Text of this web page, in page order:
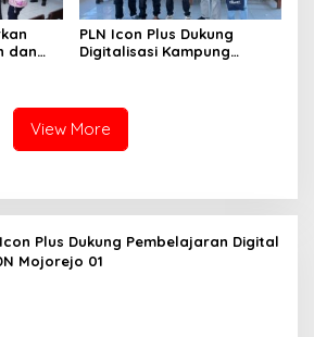
dan
PLN Icon Plus Dukung
Digitalisasi Kampung
View More
Icon Plus Dukung Pembelajaran Digital
Mojorejo 01